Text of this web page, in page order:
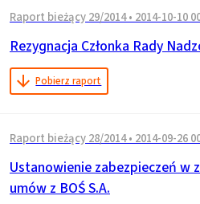
Raport bieżący 29/2014 • 2014-10-10
Rezygnacja Członka Rady
Pobierz raport
Raport bieżący 28/2014 • 2014-09-26
Ustanowienie zabezpieczeń w
umów z BOŚ S.A.